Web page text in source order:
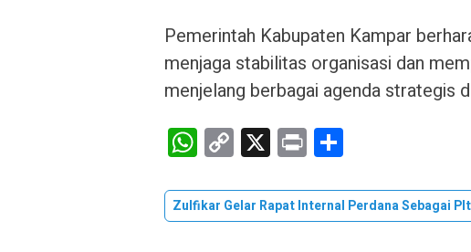
Pemerintah Kabupaten Kampar
menjaga stabilitas organisasi dan
menjelang berbagai agenda strategis
W
h
at
s
C
o
py
Li
X Pr
in
t ar
e
Zulfikar Gelar Rapat Internal Perdana Sebagai